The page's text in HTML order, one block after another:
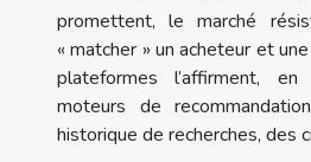
promettent, le marché
« matcher » un acheteur et
plateformes l’affirment,
moteurs de
historique de recherches, des